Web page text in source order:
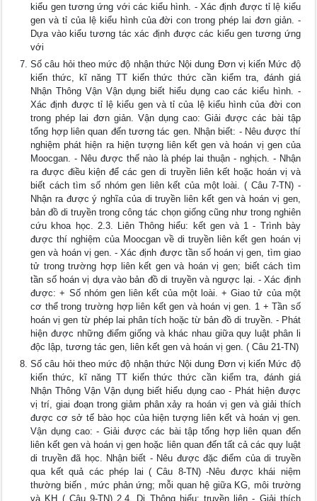
kiểu gen tương ứng với các kiểu hình. - Xác định được tỉ lệ kiểu
gen và tỉ của lệ kiểu hình của đời con trong phép lai đơn giản. -
Dựa vào kiểu tương tác xác định được các kiểu gen tương ứng
với
Số câu hỏi theo mức độ nhận thức Nội dung Đơn vị kiến Mức độ
kiến thức, kĩ năng TT kiến thức thức cần kiểm tra, đánh giá
Nhận Thông Vận Vận dụng biết hiểu dụng cao các kiểu hình. -
Xác định được tỉ lệ kiểu gen và tỉ của lệ kiểu hình của đời con
trong phép lai đơn giản. Vận dụng cao: Giải được các bài tập
tổng hợp liên quan đến tương tác gen. Nhận biết: - Nêu được thí
nghiệm phát hiện ra hiện tượng liên kết gen và hoán vị gen của
Moocgan. - Nêu được thế nào là phép lai thuận - nghịch. - Nhận
ra được điều kiện để các gen di truyền liên kết hoặc hoán vị và
biết cách tìm số nhóm gen liên kết của một loài. ( Câu 7-TN) -
Nhận ra được ý nghĩa của di truyền liên kết gen và hoán vị gen,
bản đồ di truyền trong công tác chọn giống cũng như trong nghiên
cứu khoa học. 2.3. Liên Thông hiểu: kết gen và 1 - Trình bày
được thí nghiệm của Moocgan về di truyền liên kết gen hoán vị
gen và hoán vị gen. - Xác định được tần số hoán vị gen, tìm giao
tử trong trường hợp liên kết gen và hoán vị gen; biết cách tìm
tần số hoán vị dựa vào bản đồ di truyền và ngược lại. - Xác định
được: + Số nhóm gen liên kết của một loài. + Giao tử của một
cơ thể trong trường hợp liên kết gen và hoán vị gen. 1 + Tần số
hoán vị gen từ phép lai phân tích hoặc từ bản đồ di truyền. - Phát
hiện được những điểm giống và khác nhau giữa quy luật phân li
độc lập, tương tác gen, liên kết gen và hoán vị gen. ( Câu 21-TN)
Số câu hỏi theo mức độ nhận thức Nội dung Đơn vị kiến Mức độ
kiến thức, kĩ năng TT kiến thức thức cần kiểm tra, đánh giá
Nhận Thông Vận Vận dụng biết hiểu dụng cao - Phát hiện được
vị trí, giai đoạn trong giảm phân xảy ra hoán vị gen và giải thích
được cơ sở tế bào học của hiện tượng liên kết và hoán vị gen.
Vận dụng cao: - Giải được các bài tập tổng hợp liên quan đến
liên kết gen và hoán vị gen hoặc liên quan đến tất cả các quy luật
di truyền đã học. Nhận biết - Nêu được đặc điểm của di truyền
qua kết quả các phép lai ( Câu 8-TN) -Nêu được khái niệm
thường biến , mức phản ứng; mỗi quan hệ giữa KG, môi trường
và KH ( Câu 9-TN) 2.4. Di Thông hiểu: truyền liên - Giải thích